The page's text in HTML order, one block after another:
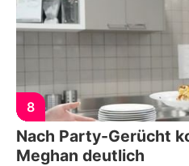
8
Nach Party-Gerücht
Meghan deutlich